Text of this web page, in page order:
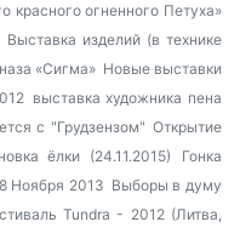
красного огненного Петуха»
Выставка изделий (в технике
«Сигма» Новые выставки
выставка художника пена
с "Грудзензом" Открытие
ёлки (24.11.2015)
Гонка
Ноября 2013 Выборы в думу
Tundra - 2012 (Литва,